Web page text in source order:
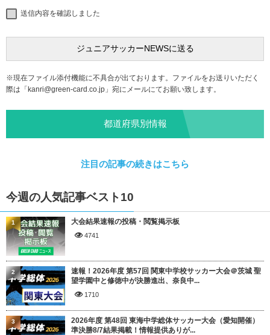
送信内容を確認しました
※現在ファイル添付機能に不具合が出ております。ファイルをお送りいただく
際は「 kanri@green-card.co.jp 」宛にメールにてお願い致します。
都道府県別情報
注目の記事の続きはこちら
今週の人気記事ベスト10
大会結果速報の投稿・閲覧掲示板
4741
1
速報！2026年度 第57回 関東中学校サッカー大会＠茨城 聖
望学園中と修徳中が決勝進出、奈良中...
1710
2
2026年度 第48回 東海中学総体サッカー大会（愛知開催）
準決勝8/7結果掲載！情報提供ありが...
3